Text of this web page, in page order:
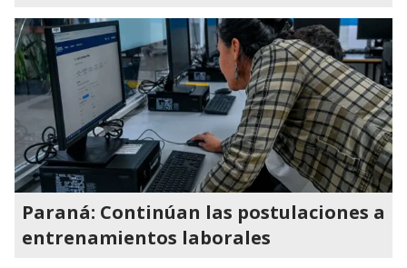
Paraná: Continúan las postulaciones a
entrenamientos laborales